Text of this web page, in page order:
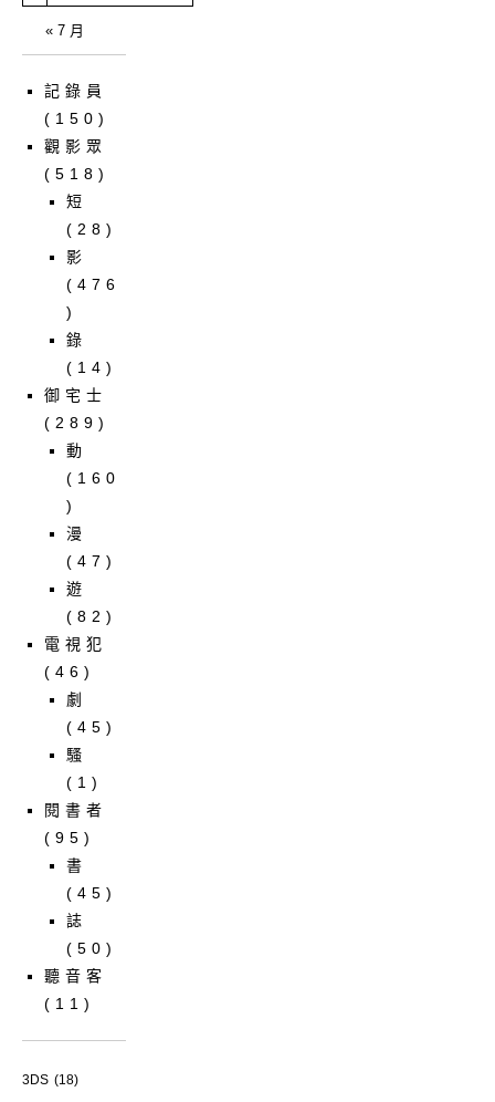
« 7 月
記錄員
(150)
觀影眾
(518)
短
(28)
影
(476
)
錄
(14)
御宅士
(289)
動
(160
)
漫
(47)
遊
(82)
電視犯
(46)
劇
(45)
騷
(1)
閱書者
(95)
書
(45)
誌
(50)
聽音客
(11)
3DS (18)